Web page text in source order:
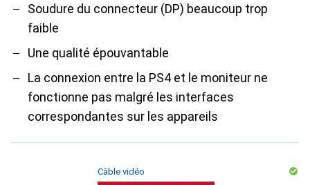
Soudure du connecteur (DP) beaucoup trop
faible
Une qualité épouvantable
La connexion entre la PS4 et le moniteur ne
fonctionne pas malgré les interfaces
correspondantes sur les appareils
Câble vidéo